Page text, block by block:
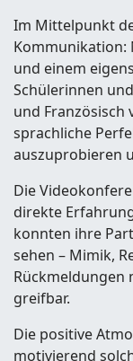
Im Mittelpunkt
Kommunikation:
und einem
Schülerinnen
und Französisch
sprachliche
auszuprobieren
Die
direkte
konnten ihre
sehen – Mimik,
Rückmeldungen
greifbar.
Die positive
motivierend